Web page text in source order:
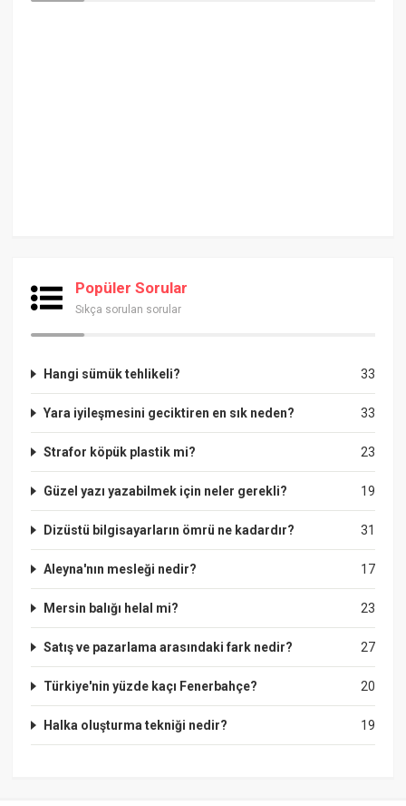
Popüler Sorular
Sıkça sorulan sorular
33
Hangi sümük tehlikeli?
33
Yara iyileşmesini geciktiren en sık neden?
23
Strafor köpük plastik mi?
19
Güzel yazı yazabilmek için neler gerekli?
31
Dizüstü bilgisayarların ömrü ne kadardır?
17
Aleyna'nın mesleği nedir?
23
Mersin balığı helal mi?
27
Satış ve pazarlama arasındaki fark nedir?
20
Türkiye'nin yüzde kaçı Fenerbahçe?
19
Halka oluşturma tekniği nedir?